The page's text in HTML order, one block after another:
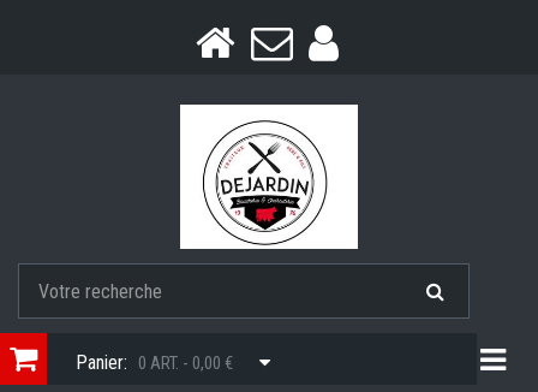
Panier: 0 ART. - 0,00 €